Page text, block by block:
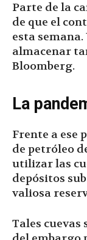
Parte de la
de que el
esta
almacenar
Bloomberg.
La
Frente a ese
de petróleo
utilizar las
depósitos
valiosa
Tales cuevas